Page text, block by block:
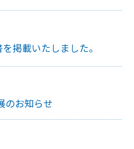
掲載いたしました。
のお知らせ